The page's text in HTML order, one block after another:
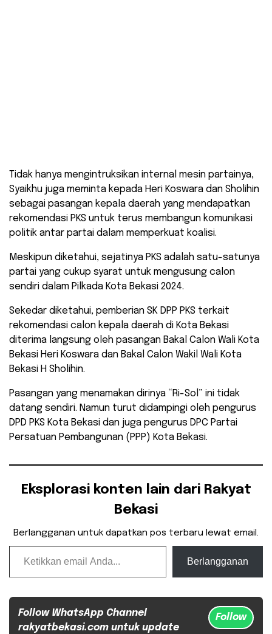
Tidak hanya mengintruksikan internal mesin partainya,
Syaikhu juga meminta kepada Heri Koswara dan Sholihin
sebagai pasangan kepala daerah yang mendapatkan
rekomendasi PKS untuk terus membangun komunikasi
politik antar partai dalam memperkuat koalisi.
Meskipun diketahui, sejatinya PKS adalah satu-satunya
partai yang cukup syarat untuk mengusung calon
sendiri dalam Pilkada Kota Bekasi 2024.
Sekedar diketahui, pemberian SK DPP PKS terkait
rekomendasi calon kepala daerah di Kota Bekasi
diterima langsung oleh pasangan Bakal Calon Wali Kota
Bekasi Heri Koswara dan Bakal Calon Wakil Wali Kota
Bekasi H Sholihin.
Pasangan yang menamakan dirinya “Ri-Sol” ini tidak
datang sendiri. Namun turut didampingi oleh pengurus
DPD PKS Kota Bekasi dan juga pengurus DPC Partai
Persatuan Pembangunan (PPP) Kota Bekasi.
Eksplorasi konten lain dari Rakyat
Bekasi
Berlangganan untuk dapatkan pos terbaru lewat email.
Ketikkan email Anda...
Berlangganan
Follow WhatsApp Channel
rakyatbekasi.com untuk update
Follow